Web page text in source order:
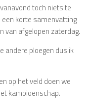
toch niets te
een korte samenvatting
van afgelopen zaterdag.
andere ploegen dus ik
op het veld doen we
kampioenschap.